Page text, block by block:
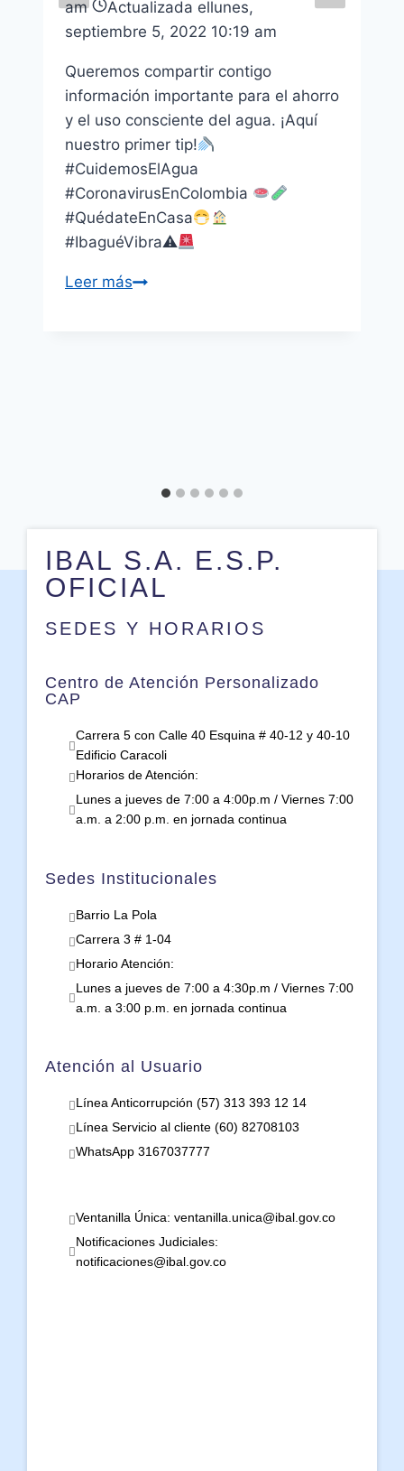
am
Actualizada ellunes,
septiembre 5, 2022 10:19 am
Queremos compartir contigo
información importante para el ahorro
y el uso consciente del agua. ¡Aquí
nuestro primer tip!
#CuidemosElAgua
#CoronavirusEnColombia
#QuédateEnCasa
#IbaguéVibra⚠
Leer más
IBAL S.A. E.S.P.
OFICIAL
SEDES Y HORARIOS
Centro de Atención Personalizado
CAP
Carrera 5 con Calle 40 Esquina # 40-12 y 40-10
Edificio Caracoli
Horarios de Atención:
Lunes a jueves de 7:00 a 4:00p.m / Viernes 7:00
a.m. a 2:00 p.m. en jornada continua
Sedes Institucionales
Barrio La Pola
Carrera 3 # 1-04
Horario Atención:
Lunes a jueves de 7:00 a 4:30p.m / Viernes 7:00
a.m. a 3:00 p.m. en jornada continua
Atención al Usuario
Línea Anticorrupción (57) 313 393 12 14
Línea Servicio al cliente (60) 82708103
WhatsApp 3167037777
Ventanilla Única: ventanilla.unica@ibal.gov.co
Notificaciones Judiciales:
notificaciones@ibal.gov.co